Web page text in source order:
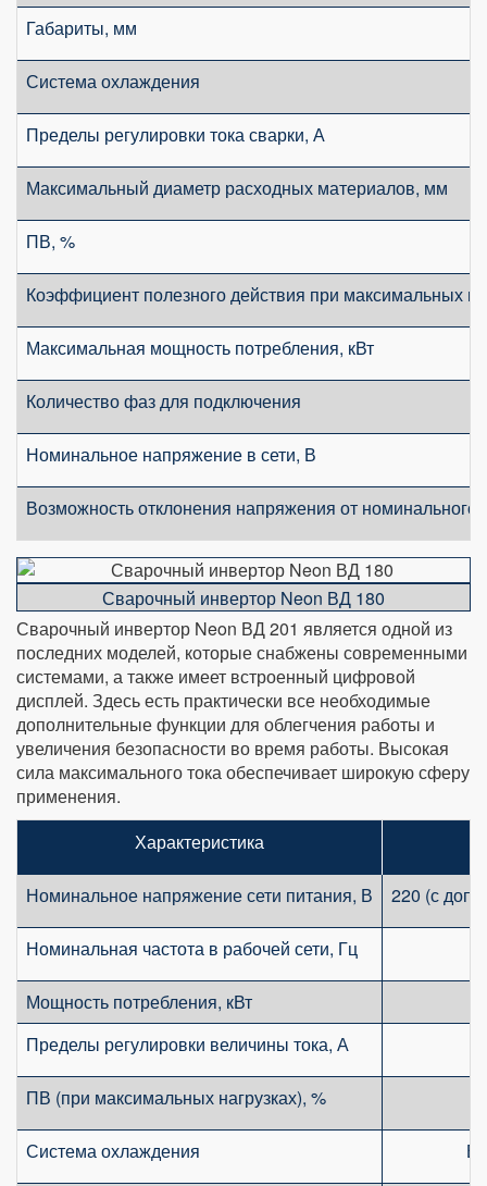
Габариты, мм
Система охлаждения
Пределы регулировки тока сварки, А
Максимальный диаметр расходных материалов, мм
ПВ, %
Коэффициент полезного действия при максимальных
Максимальная мощность потребления, кВт
Количество фаз для подключения
Номинальное напряжение в сети, В
Возможность отклонения напряжения от номинального,
Сварочный инвертор Neon ВД 180
Сварочный инвертор Neon ВД 201 является одной из
последних моделей, которые снабжены современными
системами, а также имеет встроенный цифровой
дисплей. Здесь есть практически все необходимые
дополнительные функции для облегчения работы и
увеличения безопасности во время работы. Высокая
сила максимального тока обеспечивает широкую сферу
применения.
Характеристика
Номинальное напряжение сети питания, В 220 (с
Номинальная частота в рабочей сети, Гц
Мощность потребления, кВт
Пределы регулировки величины тока, А
ПВ (при максимальных нагрузках), %
Система охлаждения